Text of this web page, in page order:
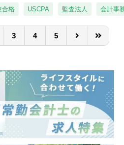
った現在も、利益率10％以上をキ
財務課のメンバーで分担・協力し
署】
理部経理課への配属となります。
総合職5名（40代課長１名、30代リ
、20代4名）、一般職1名の構成で
魅力】
に断熱材やガスケットなど”熱や高
蒸気を「断つ、保つ」技術”に強み
合格 USCPA 監査法人 会計事
3 4 5